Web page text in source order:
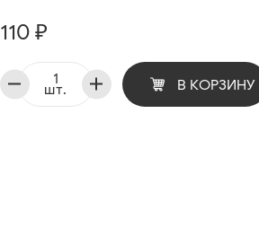
110 ₽
шт. В КОРЗИНУ